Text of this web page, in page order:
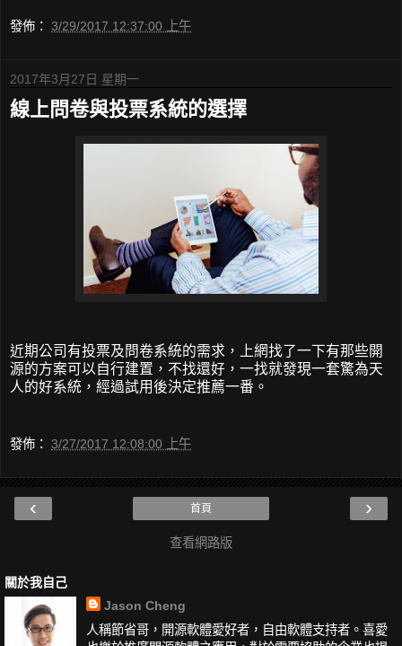
發佈： 3/29/2017 12:37:00 上午
2017年3月27日 星期一
線上問卷與投票系統的選擇
近期公司有投票及問卷系統的需求，上網找了一下有那些開
源的方案可以自行建置，不找還好，一找就發現一套驚為天
人的好系統，經過試用後決定推薦一番。
發佈： 3/27/2017 12:08:00 上午
‹ ›
首頁
查看網路版
關於我自己
Jason Cheng
人稱節省哥，開源軟體愛好者，自由軟體支持者。喜愛